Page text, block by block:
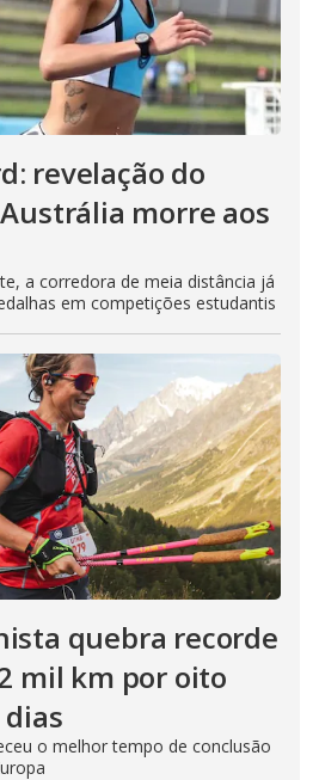
revelação do
morre aos
a corredora de meia distância já
em competições estudantis
quebra recorde
mil km por oito
o melhor tempo de conclusão